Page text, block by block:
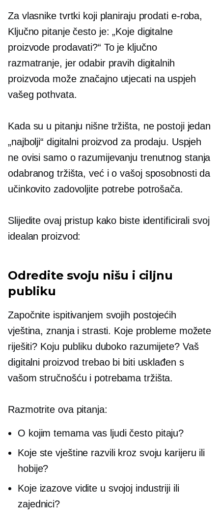
Za vlasnike tvrtki koji planiraju prodati e-roba,
Ključno pitanje često je: „Koje digitalne
proizvode prodavati?“ To je ključno
razmatranje, jer odabir pravih digitalnih
proizvoda može značajno utjecati na uspjeh
vašeg pothvata.
Kada su u pitanju nišne tržišta, ne postoji jedan
„najbolji“ digitalni proizvod za prodaju. Uspjeh
ne ovisi samo o razumijevanju trenutnog stanja
odabranog tržišta, već i o vašoj sposobnosti da
učinkovito zadovoljite potrebe potrošača.
Slijedite ovaj pristup kako biste identificirali svoj
idealan proizvod:
Odredite svoju nišu i ciljnu
publiku
Započnite ispitivanjem svojih postojećih
vještina, znanja i strasti. Koje probleme možete
riješiti? Koju publiku duboko razumijete? Vaš
digitalni proizvod trebao bi biti usklađen s
vašom stručnošću i potrebama tržišta.
Razmotrite ova pitanja:
O kojim temama vas ljudi često pitaju?
Koje ste vještine razvili kroz svoju karijeru ili
hobije?
Koje izazove vidite u svojoj industriji ili
zajednici?